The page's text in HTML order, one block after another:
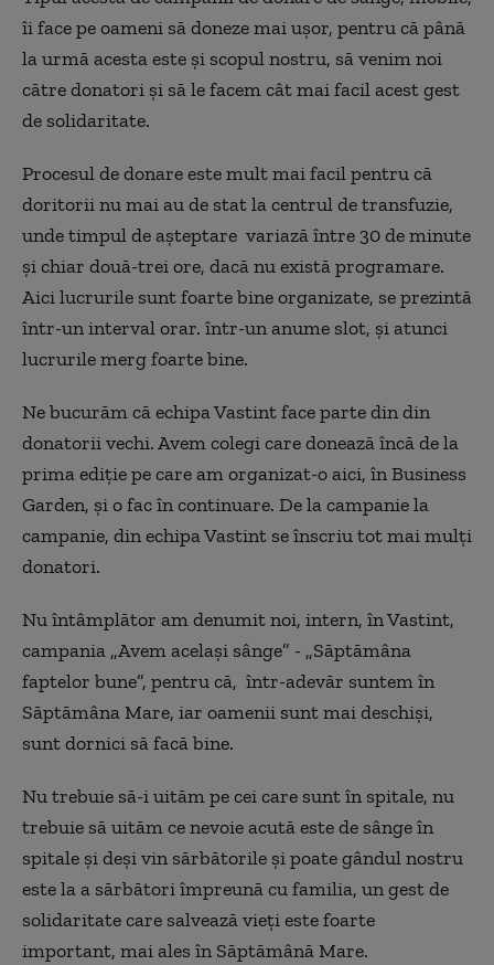
îi face pe oameni să doneze mai ușor, pentru că până
la urmă acesta este și scopul nostru, să venim noi
către donatori și să le facem cât mai facil acest gest
de solidaritate.
Procesul de donare este mult mai facil pentru că
doritorii nu mai au de stat la centrul de transfuzie,
unde timpul de așteptare variază între 30 de minute
și chiar două-trei ore, dacă nu există programare.
Aici lucrurile sunt foarte bine organizate, se prezintă
într-un interval orar. într-un anume slot, și atunci
lucrurile merg foarte bine.
Ne bucurăm că echipa Vastint face parte din din
donatorii vechi. Avem colegi care donează încă de la
prima ediție pe care am organizat-o aici, în Business
Garden, și o fac în continuare. De la campanie la
campanie, din echipa Vastint se înscriu tot mai mulți
donatori.
Nu întâmplător am denumit noi, intern, în Vastint,
campania „Avem același sânge” - „Săptămâna
faptelor bune”, pentru că, într-adevăr suntem în
Săptămâna Mare, iar oamenii sunt mai deschiși,
sunt dornici să facă bine.
Nu trebuie să-i uităm pe cei care sunt în spitale, nu
trebuie să uităm ce nevoie acută este de sânge în
spitale și deși vin sărbătorile și poate gândul nostru
este la a sărbători împreună cu familia, un gest de
solidaritate care salvează vieți este foarte
important, mai ales în Săptămână Mare.